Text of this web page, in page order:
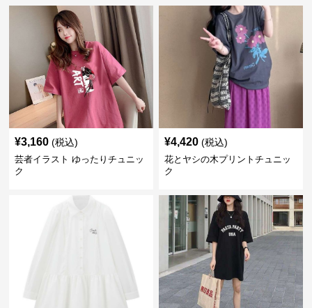
¥3,160 (税込)
芸者イラスト ゆったりチュニッ
ク
¥4,420 (税込)
花とヤシの木プリントチュニッ
ク